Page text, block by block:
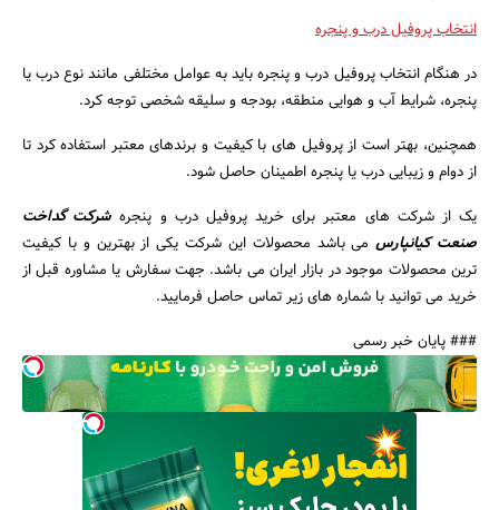
انتخاب پروفیل درب و پنجره
در هنگام انتخاب پروفیل درب و پنجره باید به عوامل مختلفی مانند نوع درب یا
پنجره، شرایط آب و هوایی منطقه، بودجه و سلیقه شخصی توجه کرد.
همچنین، بهتر است از پروفیل های با کیفیت و برندهای معتبر استفاده کرد تا
از دوام و زیبایی درب یا پنجره اطمینان حاصل شود.
یک از شرکت های معتبر برای خرید پروفیل درب و پنجره شرکت گداخت
صنعت کیانپارسمی باشد محصولات این شرکت یکی از بهترین و با کیفیت
ترین محصولات موجود در بازار ایران می باشد. جهت سفارش یا مشاوره قبل از
خرید می توانید با شماره های زیر تماس حاصل فرمایید.
### پایان خبر رسمی